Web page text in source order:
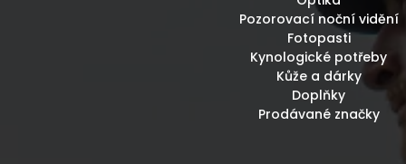
Pozorovací noční vidění
Fotopasti
Kynologické potřeby
Kůže a dárky
Doplňky
Prodávané značky